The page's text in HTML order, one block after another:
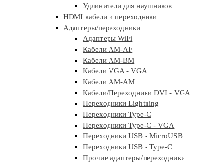
Удлинители для наушников
HDMI кабели и переходники
Адаптеры/переходники
Адаптеры WiFi
Кабели AM-AF
Кабели AM-BM
Кабели VGA - VGA
Кабели АМ-АМ
Кабели/Переходники DVI - VGA
Переходники Lightning
Переходники Type-C
Переходники Type-C - VGA
Переходники USB - MicroUSB
Переходники USB - Type-C
Прочие адаптеры/переходники